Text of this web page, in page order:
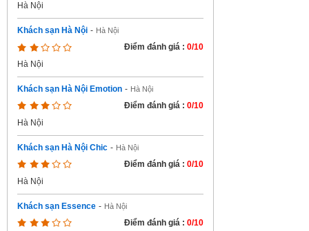
Hà Nội
Khách sạn Hà Nội - Hà Nội
Điểm đánh giá : 0/10
Hà Nội
Khách sạn Hà Nội Emotion - Hà Nội
Điểm đánh giá : 0/10
Hà Nội
Khách sạn Hà Nội Chic - Hà Nội
Điểm đánh giá : 0/10
Hà Nội
Khách sạn Essence - Hà Nội
Điểm đánh giá : 0/10